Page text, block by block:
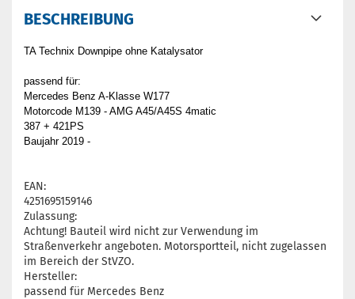
BESCHREIBUNG
TA Technix Downpipe ohne Katalysator
passend für:
Mercedes Benz A-Klasse W177
Motorcode M139 - AMG A45/A45S 4matic
387 + 421PS
Baujahr 2019 -
EAN:
4251695159146
Zulassung:
Achtung! Bauteil wird nicht zur Verwendung im
Straßenverkehr angeboten. Motorsportteil, nicht zugelassen
im Bereich der StVZO.
Hersteller:
passend für Mercedes Benz